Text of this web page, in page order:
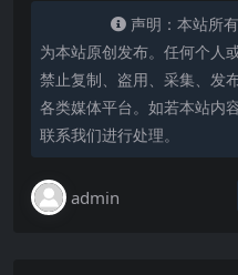
声明：本站所
为本站原创发布。任何个人
禁止复制、盗用、采集、发
各类媒体平台。如若本站内
联系我们进行处理。
admin